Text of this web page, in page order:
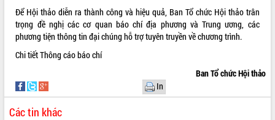
Hôm nay: 16906
Tất cả:
66102574
Để Hội thảo diễn ra thành công và hiệu quả, Ban Tổ chức Hội thảo trân
trọng đề nghị các cơ quan báo chí địa phương và Trung ương, các
phương tiện thông tin đại chúng hỗ trợ tuyên truyền về chương trình.
Chi tiếtThông cáo báo chí
Ban Tổ chức Hội thảo
In
Các tin khác